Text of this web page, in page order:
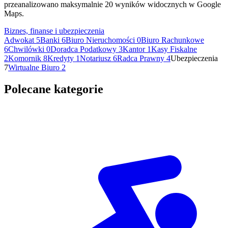
przeanalizowano maksymalnie 20 wyników widocznych w Google
Maps.
Biznes, finanse i ubezpieczenia
Adwokat 5Banki 6Biuro Nieruchomości 0Biuro Rachunkowe
6Chwilówki 0Doradca Podatkowy 3Kantor 1Kasy Fiskalne
2Komornik 8Kredyty 1Notariusz 6Radca Prawny 4Ubezpieczenia
7Wirtualne Biuro 2
Polecane kategorie